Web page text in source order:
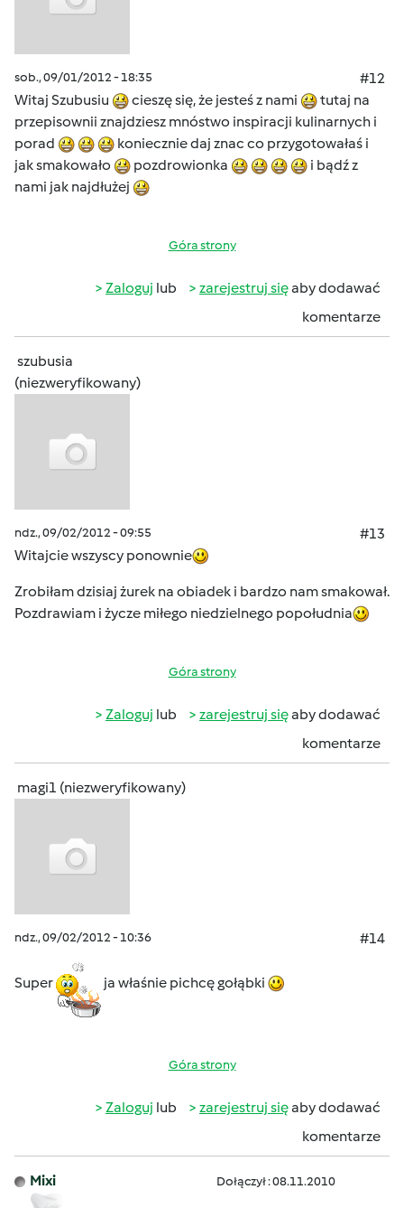
sob., 09/01/2012 - 18:35
#12
Witaj Szubusiu
cieszę się, że jesteś z nami
tutaj na
przepisownii znajdziesz mnóstwo inspiracji kulinarnych i
porad
koniecznie daj znac co przygotowałaś i
jak smakowało
pozdrowionka
i bądź z
nami jak najdłużej
Góra strony
Zaloguj lub zarejestruj sięaby dodawać
komentarze
szubusia
(niezweryfikowany)
ndz., 09/02/2012 - 09:55
#13
Witajcie wszyscy ponownie
Zrobiłam dzisiaj żurek na obiadek i bardzo nam smakował.
Pozdrawiam i życze miłego niedzielnego popołudnia
Góra strony
Zaloguj lub zarejestruj sięaby dodawać
komentarze
magi1 (niezweryfikowany)
ndz., 09/02/2012 - 10:36 #14
Super ja właśnie pichcę gołąbki
Góra strony
Zaloguj lub zarejestruj sięaby dodawać
komentarze
Mixi Dołączył : 08.11.2010